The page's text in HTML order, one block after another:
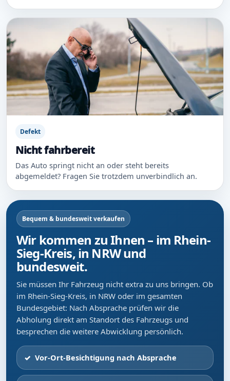
Defekt
Nicht fahrbereit
Das Auto springt nicht an oder steht bereits
abgemeldet? Fragen Sie trotzdem unverbindlich an.
Bequem & bundesweit verkaufen
Wir kommen zu Ihnen – im Rhein-
Sieg-Kreis, in NRW und
bundesweit.
Sie müssen Ihr Fahrzeug nicht extra zu uns bringen. Ob
im Rhein-Sieg-Kreis, in NRW oder im gesamten
Bundesgebiet: Nach Absprache prüfen wir die
Abholung direkt am Standort des Fahrzeugs und
besprechen die weitere Abwicklung persönlich.
Vor-Ort-Besichtigung nach Absprache